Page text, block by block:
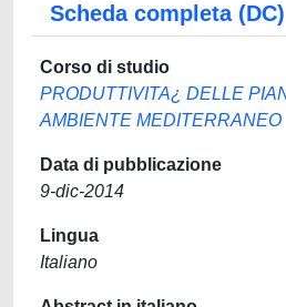
Scheda completa (DC)
Corso di studio
PRODUTTIVITA¿ DELLE
AMBIENTE MEDITERRANEO
Data di pubblicazione
9-dic-2014
Lingua
Italiano